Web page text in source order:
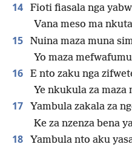
14
Fioti fiasala nga
Vana meso ma
15
Nuina maza muna
Yo maza
16
E nto zaku nga
Ye nkukula za maza
17
Yambula zakala za
Ke za nzenza bena
18
Yambula nto aku